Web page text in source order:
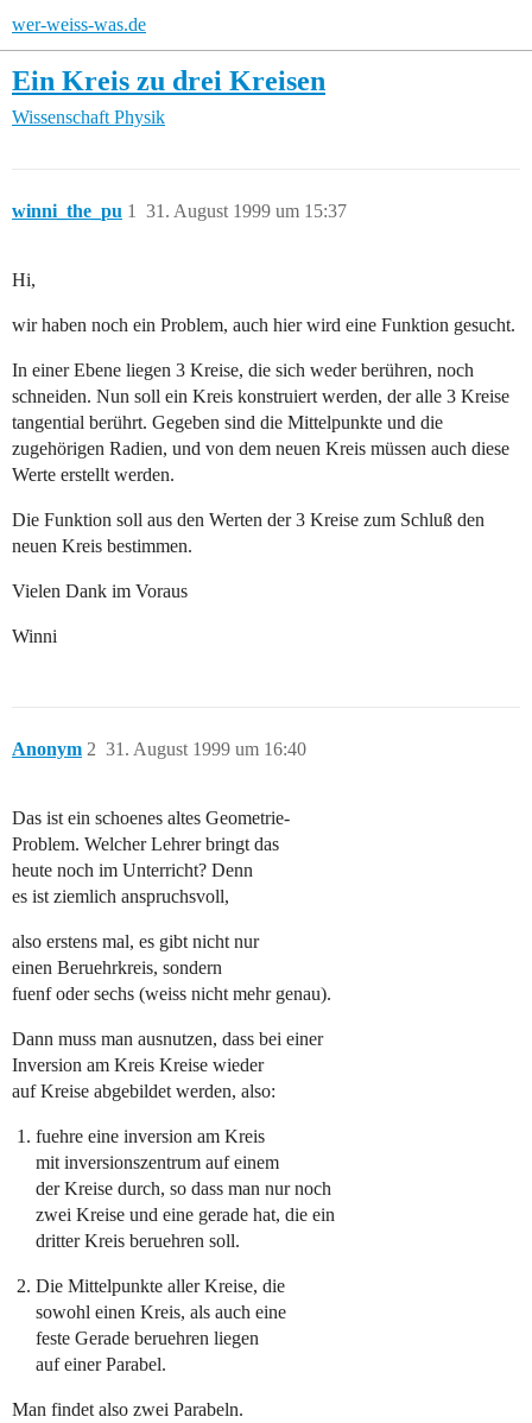
wer-weiss-was.de
Ein Kreis zu drei Kreisen
Wissenschaft Physik
winni_the_pu 31. August 1999 um 15:37
1
Hi,
wir haben noch ein Problem, auch hier wird eine Funktion gesucht.
In einer Ebene liegen 3 Kreise, die sich weder berühren, noch
schneiden. Nun soll ein Kreis konstruiert werden, der alle 3 Kreise
tangential berührt. Gegeben sind die Mittelpunkte und die
zugehörigen Radien, und von dem neuen Kreis müssen auch diese
Werte erstellt werden.
Die Funktion soll aus den Werten der 3 Kreise zum Schluß den
neuen Kreis bestimmen.
Vielen Dank im Voraus
Winni
Anonym 31. August 1999 um 16:40
2
Das ist ein schoenes altes Geometrie-
Problem. Welcher Lehrer bringt das
heute noch im Unterricht? Denn
es ist ziemlich anspruchsvoll,
also erstens mal, es gibt nicht nur
einen Beruehrkreis, sondern
fuenf oder sechs (weiss nicht mehr genau).
Dann muss man ausnutzen, dass bei einer
Inversion am Kreis Kreise wieder
auf Kreise abgebildet werden, also:
fuehre eine inversion am Kreis
mit inversionszentrum auf einem
der Kreise durch, so dass man nur noch
zwei Kreise und eine gerade hat, die ein
dritter Kreis beruehren soll.
Die Mittelpunkte aller Kreise, die
sowohl einen Kreis, als auch eine
feste Gerade beruehren liegen
auf einer Parabel.
Man findet also zwei Parabeln.